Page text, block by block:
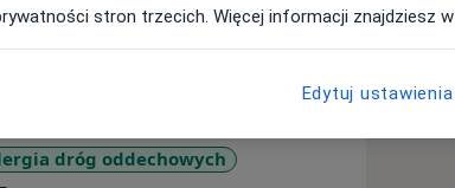
ze szczególnym uwzględnieniem
i oskrzeli, astma), chorób zakaźnych
zapalenie skóry, alergiczny nieżyt
prawidłowego żywienia i rozwoju
dróg oddechowych
stron trzecich. Więcej informacji znajdziesz w
Edytuj ustawienia